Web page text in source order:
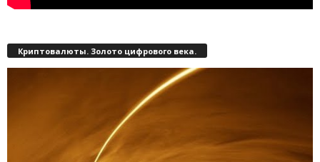
Криптовалюты. Золото цифрового века.